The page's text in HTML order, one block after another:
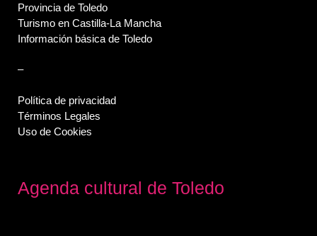
Provincia de Toledo
Turismo en Castilla-La Mancha
Información básica de Toledo
–
Política de privacidad
Términos Legales
Uso de Cookies
Agenda cultural de Toledo